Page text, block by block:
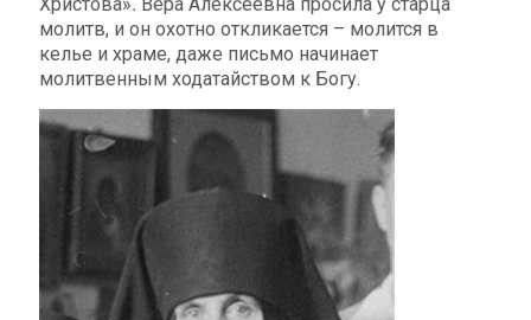
молитв, и он охотно откликается – молится в
келье и храме, даже письмо начинает
молитвенным ходатайством к Богу.